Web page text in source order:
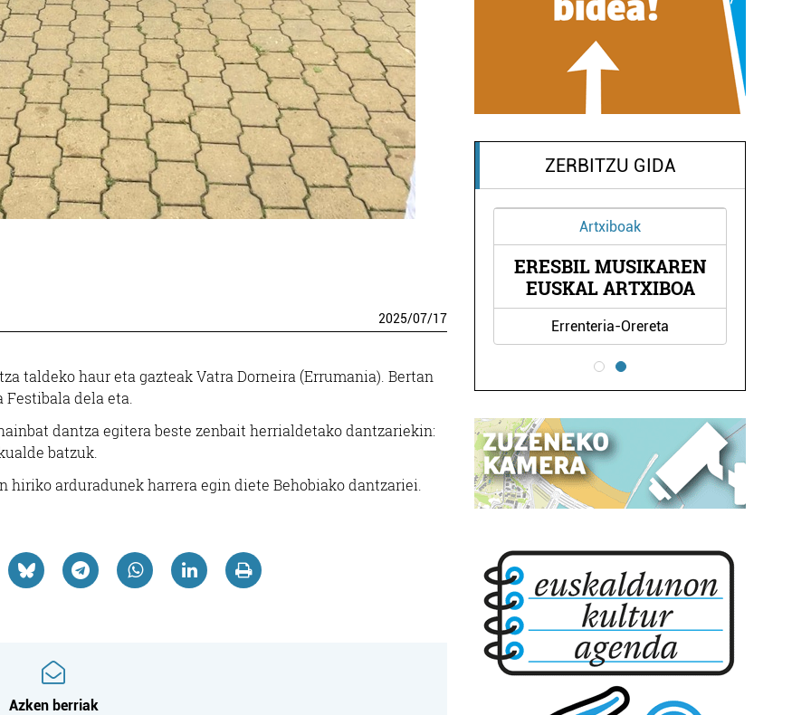
2025/07/17
taldeko haur eta gazteak Vatra Dorneira (Errumania). Bertan
dela eta.
dantza egitera beste zenbait herrialdetako dantzariekin:
batzuk.
arduradunek harrera egin diete Behobiako dantzariei.
Azken berriak
ZERBITZU GIDA
Errenteria-Orereta
Artxiboak
ERESBIL MUSIKAREN
EUSKAL ARTXIBOA
Errenteria-Orereta